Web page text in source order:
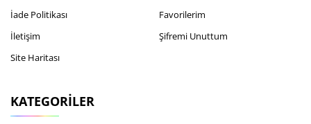
İade Politikası
İletişim
Site Haritası
Favorilerim
Şifremi Unuttum
KATEGORILER